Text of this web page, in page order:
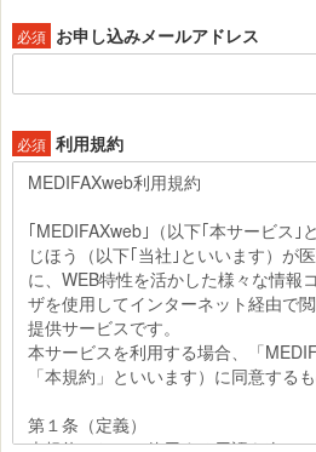
必須 お申し込みメールアドレス
必須 利用規約